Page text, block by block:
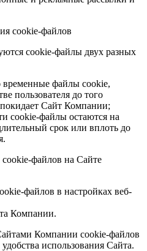
cookie-файлов
cookie-файлы двух разных
файлы cookie,
пользователя до того
покидает Сайт Компании;
cookie-файлы остаются на
срок или вплоть до
файлов на Сайте
файлов в настройках веб-
Компании.
Компании cookie-файлов
использования Сайта.